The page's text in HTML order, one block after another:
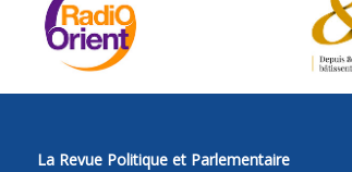
La Revue Politique et Parlementaire